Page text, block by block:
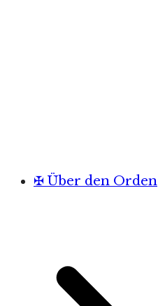
✠ Über den Orden